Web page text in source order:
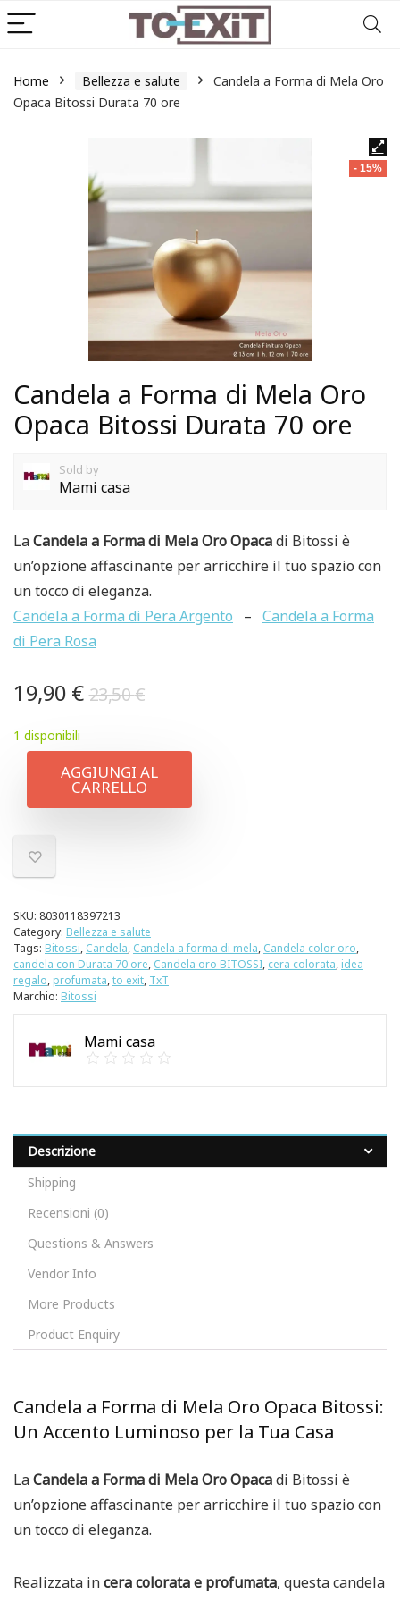
Home Bellezza e salute
Candela a Forma di Mela Oro
Opaca Bitossi Durata 70 ore
- 15%
Candela a Forma di Mela Oro
Opaca Bitossi Durata 70 ore
Sold by
Mami casa
LaCandela a Forma di Mela Oro Opacadi Bitossi è
un’opzione affascinante per arricchire il tuo spazio con
un tocco di eleganza.
Candela a Forma di Pera Argento – Candela a Forma
di Pera Rosa
23,50€
19,90 €
1 disponibili
AGGIUNGI AL
CARRELLO
SKU: 8030118397213
Category: Bellezza e salute
Tags: Bitossi, Candela, Candela a forma di mela, Candela color oro,
candela con Durata 70 ore, Candela oro BITOSSI, cera colorata, idea
regalo, profumata,to exit, TxT
Marchio: Bitossi
Mami casa
Descrizione
Shipping
Recensioni (0)
Questions & Answers
Vendor Info
More Products
Product Enquiry
Candela a Forma di Mela Oro Opaca Bitossi:
Un Accento Luminoso per la Tua Casa
LaCandela a Forma di Mela Oro Opacadi Bitossi è
un’opzione affascinante per arricchire il tuo spazio con
un tocco di eleganza.
Realizzata incera colorata e profumata, questa candela